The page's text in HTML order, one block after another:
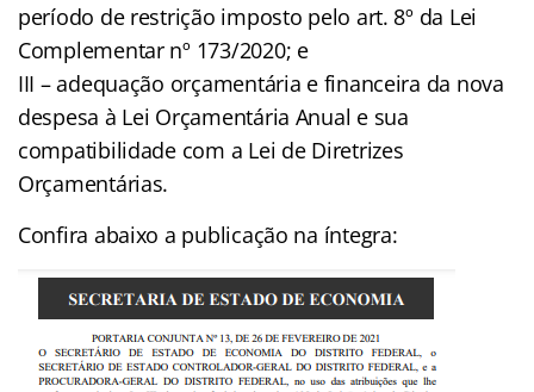
período de restrição imposto pelo art. 8º da Lei
Complementar nº 173/2020; e
III – adequação orçamentária e financeira da nova
despesa à Lei Orçamentária Anual e sua
compatibilidade com a Lei de Diretrizes
Orçamentárias.
Confira abaixo a publicação na íntegra: